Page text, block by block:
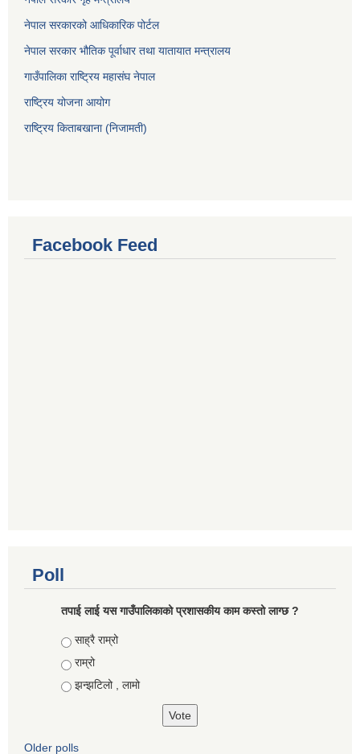
नेपाल सरकारको आधिकारिक पोर्टल
नेपाल सरकार भौतिक पूर्वाधार तथा यातायात मन्त्रालय
गाउँपालिका राष्ट्रिय महासंघ नेपाल
राष्ट्रिय योजना आयोग
राष्ट्रिय किताबखाना (निजामती)
Facebook Feed
Poll
तपाई लाई यस गाउँपालिकाको प्रशासकीय काम कस्तो लाग्छ ?
Choices
साह्रै राम्रो
राम्रो
झन्झटिलो , लामो
Older polls